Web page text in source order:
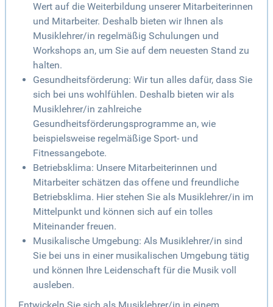
Wert auf die Weiterbildung unserer Mitarbeiterinnen
und Mitarbeiter. Deshalb bieten wir Ihnen als
Musiklehrer/in regelmäßig Schulungen und
Workshops an, um Sie auf dem neuesten Stand zu
halten.
Gesundheitsförderung: Wir tun alles dafür, dass Sie
sich bei uns wohlfühlen. Deshalb bieten wir als
Musiklehrer/in zahlreiche
Gesundheitsförderungsprogramme an, wie
beispielsweise regelmäßige Sport- und
Fitnessangebote.
Betriebsklima: Unsere Mitarbeiterinnen und
Mitarbeiter schätzen das offene und freundliche
Betriebsklima. Hier stehen Sie als Musiklehrer/in im
Mittelpunkt und können sich auf ein tolles
Miteinander freuen.
Musikalische Umgebung: Als Musiklehrer/in sind
Sie bei uns in einer musikalischen Umgebung tätig
und können Ihre Leidenschaft für die Musik voll
ausleben.